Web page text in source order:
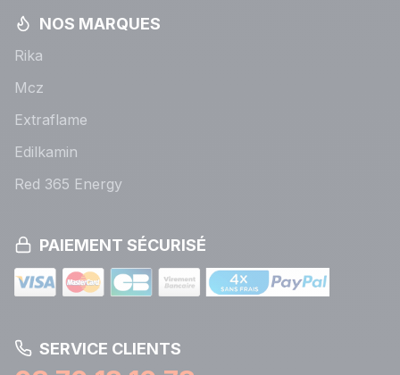
NOS MARQUES
Rika
Mcz
Extraflame
Edilkamin
Red 365 Energy
PAIEMENT SÉCURISÉ
SERVICE CLIENTS